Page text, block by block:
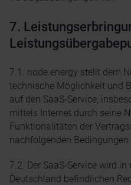
7.
7.1. node.energy stellt dem
technische Möglichkeit und
auf den SaaS-Service,
mittels Internet durch seine
Funktionalitäten der
nachfolgenden Bedingungen
7.2. Der SaaS-Service wird
Deutschland befindlichen